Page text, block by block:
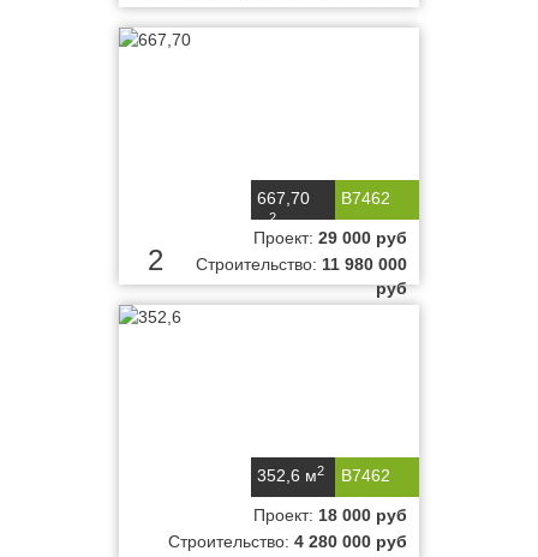
B7462
667,70
м2
2
Проект: 29 000 руб
Строительство: 11 980 000
руб
B7462
352,6 м2
Проект: 18 000 руб
Строительство: 4 280 000 руб